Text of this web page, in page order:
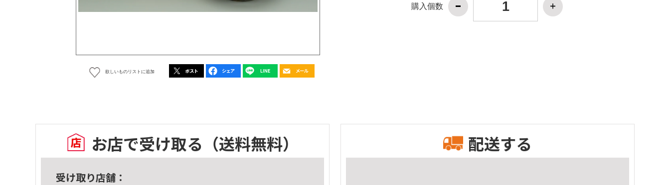
欲しいものリストに追加
購入個数
お店で受け取る （送料無料）
受け取り店舗：
配送する